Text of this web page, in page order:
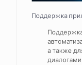
Поддержка
а также
диалогами